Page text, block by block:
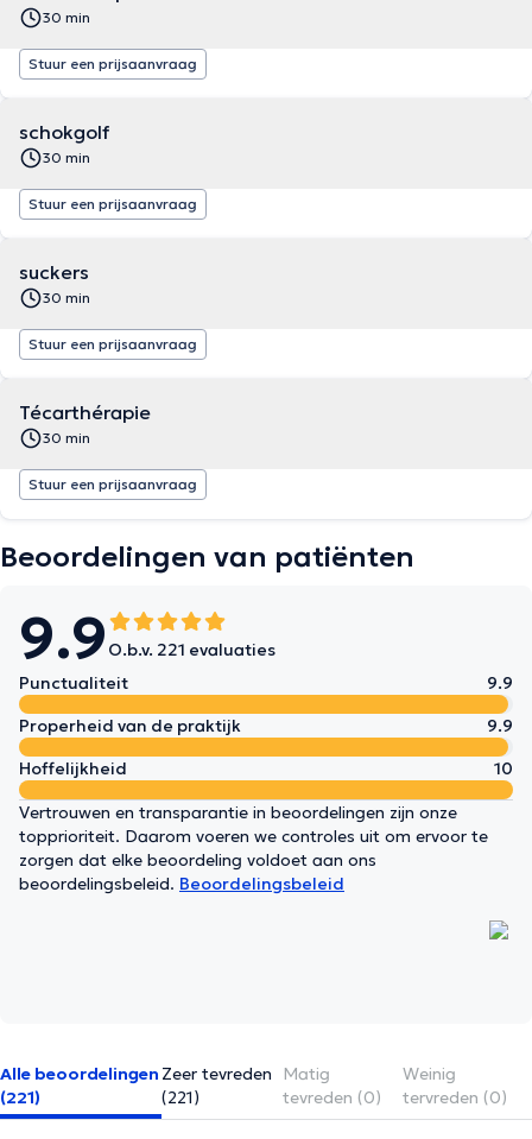
30 min
Stuur een prijsaanvraag
schokgolf
30 min
Stuur een prijsaanvraag
suckers
30 min
Stuur een prijsaanvraag
Técarthérapie
30 min
Stuur een prijsaanvraag
Beoordelingen van patiënten
9.9 O.b.v. 221 evaluaties
Punctualiteit
9.9
Properheid van de praktijk
9.9
Hoffelijkheid
10
Vertrouwen en transparantie in beoordelingen zijn onze
topprioriteit. Daarom voeren we controles uit om ervoor te
zorgen dat elke beoordeling voldoet aan ons
beoordelingsbeleid. Beoordelingsbeleid
Alle beoordelingen
(221)
Zeer tevreden
(221)
Matig
tevreden (0)
Weinig
tervreden (0)